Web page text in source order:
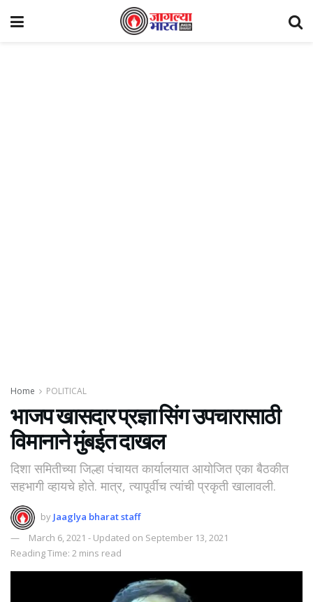
Home POLITICAL
भाजप खासदार प्रज्ञा सिंग उपचारासाठी
विमानाने मुंबईत दाखल
दिशा समितीच्या जिल्हा पंचायत कार्यालयात आयोजित एका बैठकीत
सहभागी व्हायचे होते. मात्र, त्यापूर्वीच त्यांची प्रकृती खालावली.
by Jaaglya bharat staff
March 6, 2021 - Updated on September 13, 2021
Reading Time: 2 mins read